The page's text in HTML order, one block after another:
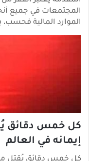
المجتمعات في جميع
الموارد المالية فحسب،
كل خمس دقائق
إيمانه في العالم